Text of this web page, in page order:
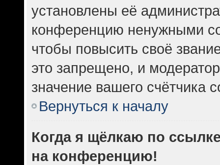
установлены её
конференцию ненужными
чтобы повысить своё
это запрещено, и
значение вашего счётчика
Вернуться к началу
Когда я щёлкаю по
на конференцию!